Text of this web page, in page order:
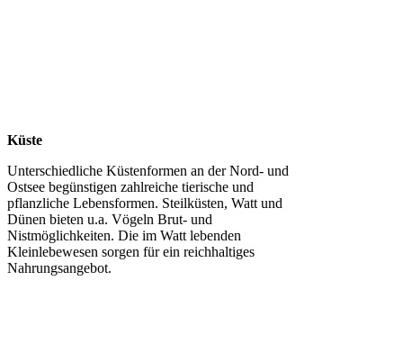
Küste
Unterschiedliche Küstenformen an der Nord- und
Ostsee begünstigen zahlreiche tierische und
pflanzliche Lebensformen. Steilküsten, Watt und
Dünen bieten u.a. Vögeln Brut- und
Nistmöglichkeiten. Die im Watt lebenden
Kleinlebewesen sorgen für ein reichhaltiges
Nahrungsangebot.